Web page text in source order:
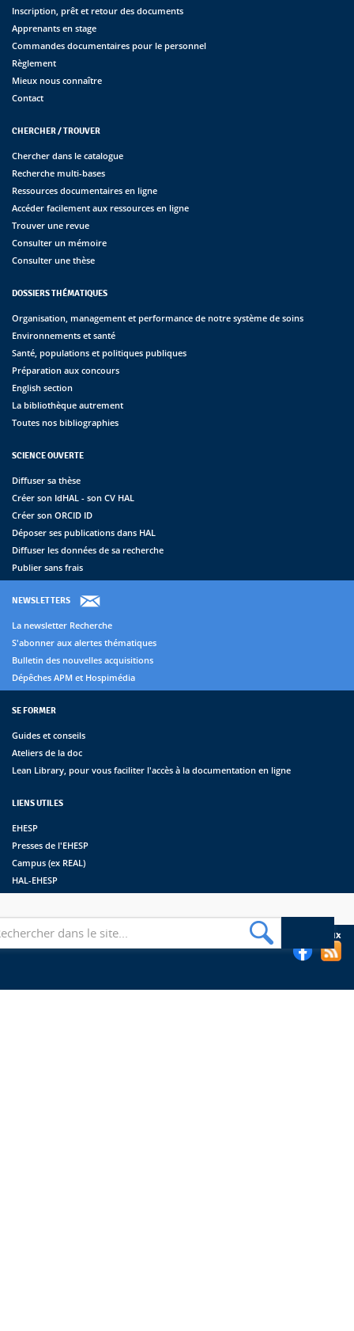
Inscription, prêt et retour des documents
Apprenants en stage
Commandes documentaires pour le personnel
Règlement
Mieux nous connaître
Contact
CHERCHER / TROUVER
Chercher dans le catalogue
Recherche multi-bases
Ressources documentaires en ligne
Accéder facilement aux ressources en ligne
Trouver une revue
Consulter un mémoire
Consulter une thèse
DOSSIERS THÉMATIQUES
Organisation, management et performance de notre système de soins
Environnements et santé
Santé, populations et politiques publiques
Préparation aux concours
English section
La bibliothèque autrement
Toutes nos bibliographies
SCIENCE OUVERTE
Diffuser sa thèse
Créer son IdHAL - son CV HAL
Créer son ORCID ID
Déposer ses publications dans HAL
Diffuser les données de sa recherche
Publier sans frais
NEWSLETTERS
La newsletter Recherche
S'abonner aux alertes thématiques
Bulletin des nouvelles acquisitions
Dépêches APM et Hospimédia
SE FORMER
Guides et conseils
Ateliers de la doc
Lean Library, pour vous faciliter l'accès à la documentation en ligne
LIENS UTILES
EHESP
Presses de l'EHESP
Campus (ex REAL)
HAL-EHESP
Suivez les bibliothèques de l'EHESP sur les réseaux sociaux